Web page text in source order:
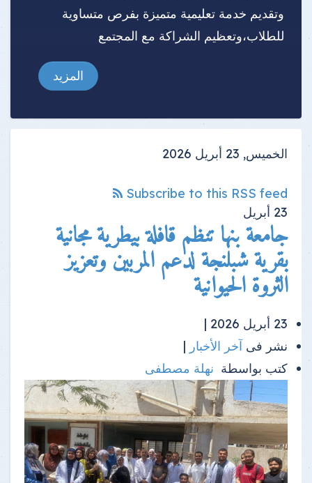
وتقديم خدمة تعليمية متميزة بفرص متساوية
للطلاب،وتعظيم الشراكة مع المجتمع
المزيد
الخميس, 23 أبريل 2026
Subscribe to this RSS feed
23 أبريل
جامعة بنها تنظم قافلة بيطرية مجانية
بقرية شبلنجة لدعم المربين وتعزيز
الثروة الحيوانية
23 أبريل 2026 |
نشر فى آخر الأخبار |
كتب بواسطة نهلة مصطفى